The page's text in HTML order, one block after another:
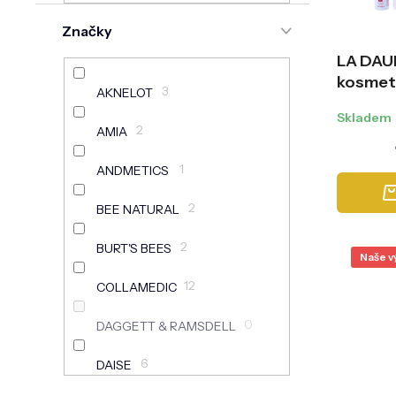
Značky
AKNELOT 3
AMIA 2
ANDMETICS 1
BEE NATURAL 2
BURT'S BEES 2
COLLAMEDIC 12
DAGGETT & RAMSDELL 0
DAISE 6
LA
Skladem
Naše